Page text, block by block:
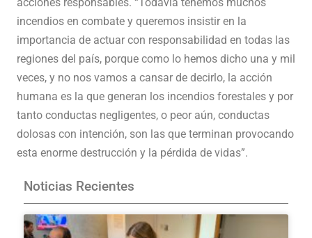
acciones responsables. “Todavía tenemos muchos
incendios en combate y queremos insistir en la
importancia de actuar con responsabilidad en todas las
regiones del país, porque como lo hemos dicho una y mil
veces, y no nos vamos a cansar de decirlo, la acción
humana es la que generan los incendios forestales y por
tanto conductas negligentes, o peor aún, conductas
dolosas con intención, son las que terminan provocando
esta enorme destrucción y la pérdida de vidas”.
Noticias Recientes